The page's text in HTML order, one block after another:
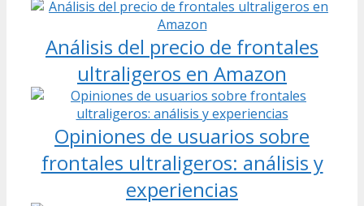
Análisis del precio de frontales
ultraligeros en Amazon
Opiniones de usuarios sobre
frontales ultraligeros: análisis y
experiencias